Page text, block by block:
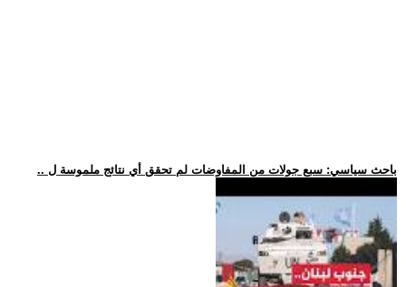
.. باحث سياسي: سبع جولات من المفاوضات لم تحقق أي نتائج ملموسة ل